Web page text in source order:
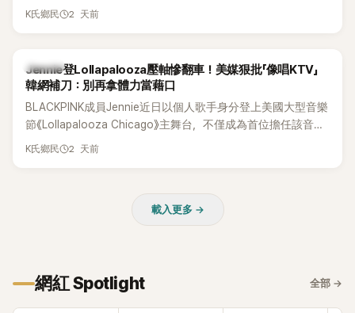
年沒有談戀愛，更首度透露空窗至今的原因，全與上一段戀情
K氏鄉民 2 天前
K-POP
Jennie登Lollapalooza壓軸慘翻車！美媒狠批「像唱KTV」
韓網補刀：別再拿體力當藉口
BLACKPINK成員Jennie近日以個人歌手身分登上美國大型音樂
節《Lollapalooza Chicago》主舞台，不僅成為首位擔任該音樂
節Headliner（壓軸主秀）的K-POP女SOLO歌手，寫下全新紀
K氏鄉民 2 天前
載入更多 →
網紅 Spotlight 全部 →